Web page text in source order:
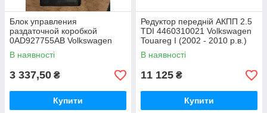
Блок управления
раздаточной коробкой
0AD927755AB Volkswagen
Touareg I (2002 - 2010 г.в.)
В наявності
3 337,50 ₴
Купити
Редуктор передній АКПП 2.5
TDI 4460310021 Volkswagen
Touareg I (2002 - 2010 р.в.)
В наявності
11 125 ₴
Купити